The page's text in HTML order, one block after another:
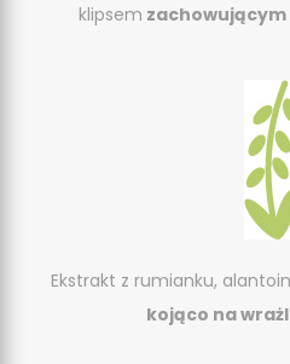
klipsem
Ekstrakt z rumianku,
kojąco na